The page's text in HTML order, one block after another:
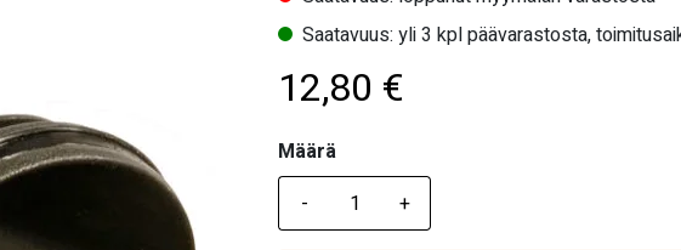
Saatavuus: yli 3 kpl päävarastosta,
12,80 €
Määrä
Määrä